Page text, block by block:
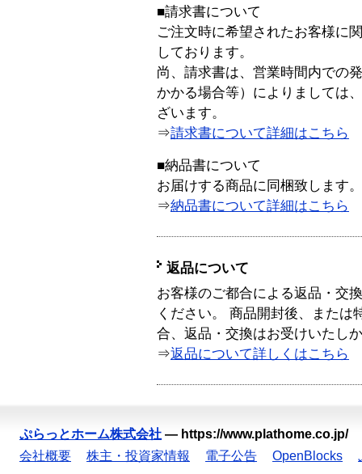
■請求書について
ご注文時に希望されたお客様に
しております。
尚、請求書は、営業時間内での
かかる場合等）によりましては
ざいます。
⇒請求書について詳細はこちら
■納品書について
お届けする商品に同梱致します。
⇒納品書について詳細はこちら
返品について
お客様のご都合による返品・交
ください。 商品開封後、または
合、返品・交換はお受けいたし
⇒返品について詳しくはこちら
ぷらっとホーム株式会社 — https://www.plathome.co.jp/
会社概要
株主・投資家情報 電子公告 OpenBlocks